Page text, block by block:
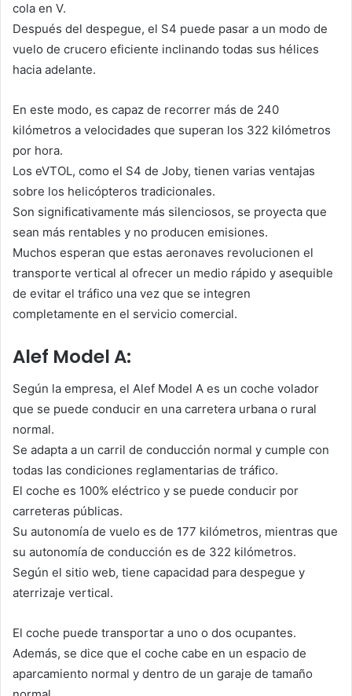
cola en V.
Después del despegue, el S4 puede pasar a un modo de
vuelo de crucero eficiente inclinando todas sus hélices
hacia adelante.
En este modo, es capaz de recorrer más de 240
kilómetros a velocidades que superan los 322 kilómetros
por hora.
Los eVTOL, como el S4 de Joby, tienen varias ventajas
sobre los helicópteros tradicionales.
Son significativamente más silenciosos, se proyecta que
sean más rentables y no producen emisiones.
Muchos esperan que estas aeronaves revolucionen el
transporte vertical al ofrecer un medio rápido y asequible
de evitar el tráfico una vez que se integren
completamente en el servicio comercial.
Alef Model A:
Según la empresa, el Alef Model A es un coche volador
que se puede conducir en una carretera urbana o rural
normal.
Se adapta a un carril de conducción normal y cumple con
todas las condiciones reglamentarias de tráfico.
El coche es 100% eléctrico y se puede conducir por
carreteras públicas.
Su autonomía de vuelo es de 177 kilómetros, mientras que
su autonomía de conducción es de 322 kilómetros.
Según el sitio web, tiene capacidad para despegue y
aterrizaje vertical.
El coche puede transportar a uno o dos ocupantes.
Además, se dice que el coche cabe en un espacio de
aparcamiento normal y dentro de un garaje de tamaño